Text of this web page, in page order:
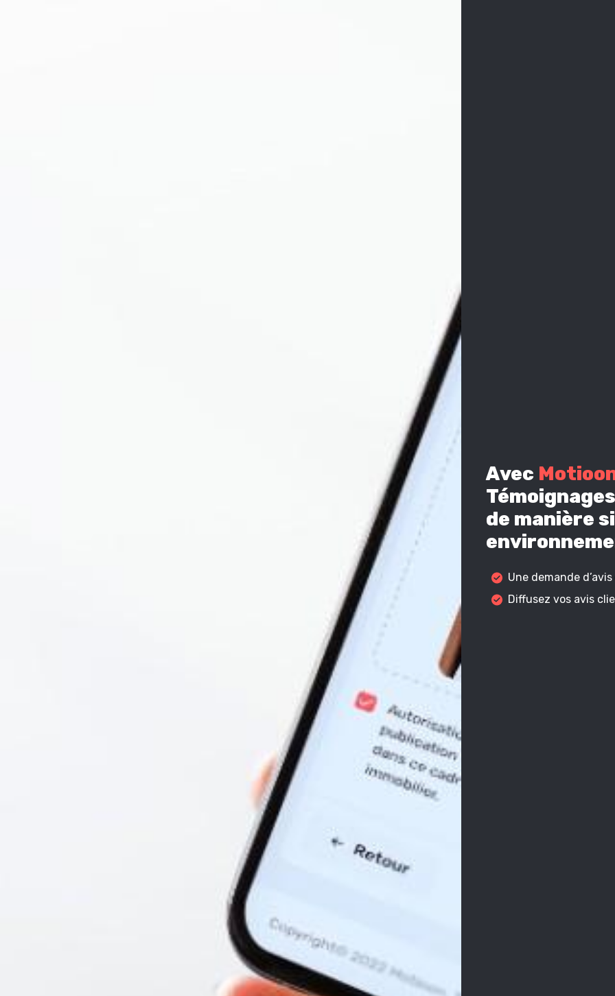
Avec
de manière
Une demande
Diffusez vos avis